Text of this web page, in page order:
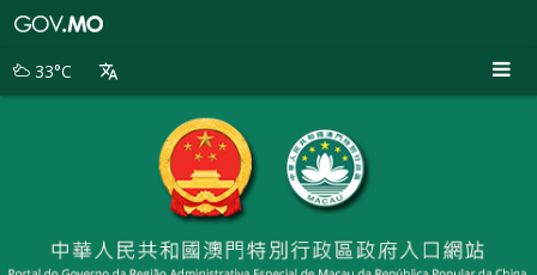
別
33°C